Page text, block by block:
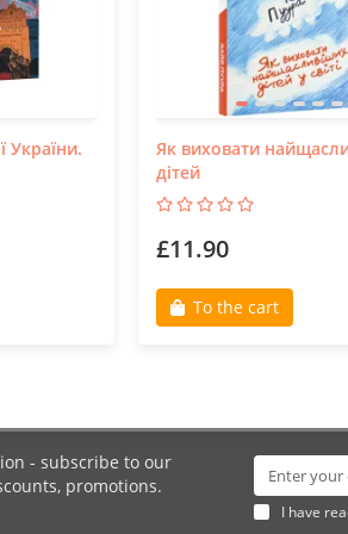
України.
Як виховати
дітей
£11.90
To the cart
- subscribe to our
promotions.
I have